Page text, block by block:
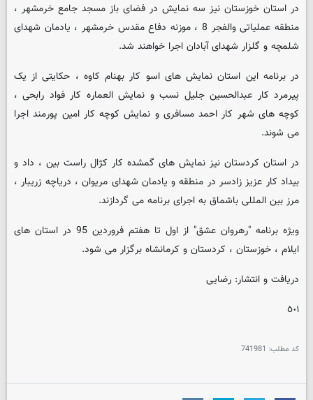
در استان خوزستان نیز سه نمایش در فضای باز مسجد جامع خرمشهر ،
منطقه عملیاتی والفجر 8 ، موزنه دفاع مقدس خرمشهر ، یادمان شهدای
شلمچه و گلزار شهدای آبادان اجرا خواهند شد.
در برنامه این استان نمایش های اسو کار بهنام کاوه ، حکایتی از یک
پیرمرد کار عبدالحسین جلیل نسب و نمایش العماره کار فواد رابحی ،
کوچه های شهر کار احمد مسافری و نمایش کوچه کار امین پورمند اجرا
می شوند.
در استان کردستان نیز نمایش های گمشده کار کژال راست بین ، داد و
بیداد کار عزیز زادسر در منطقه و یادمان شهدای مریوان ، دریاچه زریبار ،
مرز بین المللی باشماق به اجرای برنامه می گردازند.
ویژه برنامه "رهروان عشق" از اول تا هفتم فروردین 95 در استان های
ایلام ، خوزستان ، کردستان و کرمانشاه برگزار می شود.
دریافت و انتشار: رضایی
٥٠١
کد مطلب: 741981